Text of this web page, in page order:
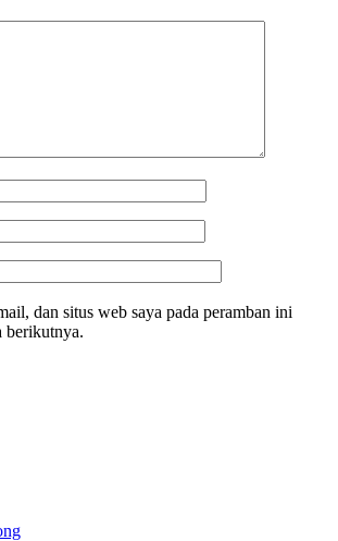
dan situs web saya pada peramban ini
berikutnya.